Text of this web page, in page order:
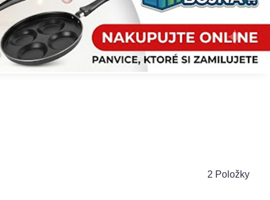
2 Položky